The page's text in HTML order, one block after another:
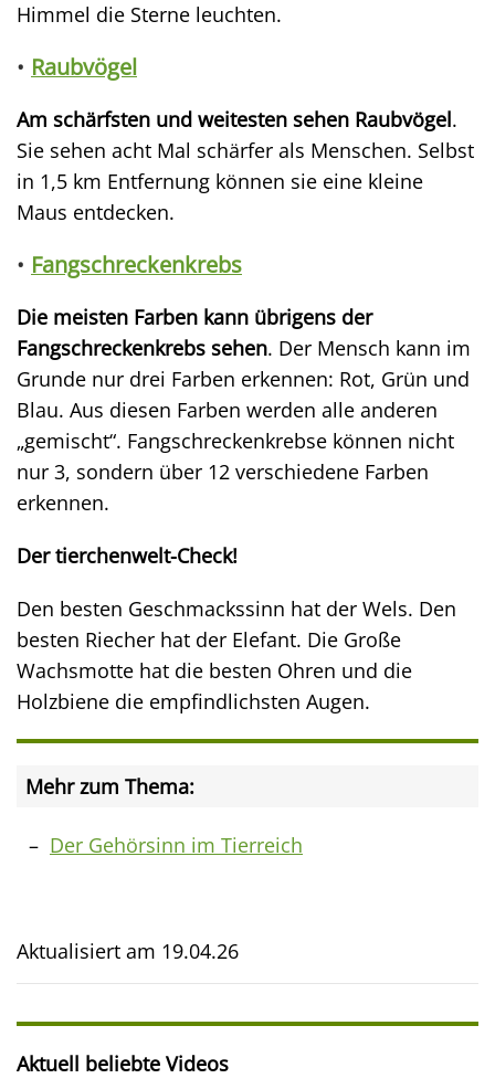
Himmel die Sterne leuchten.
• Raubvögel
Am schärfsten und weitesten sehen Raubvögel.
Sie sehen acht Mal schärfer als Menschen. Selbst
in 1,5 km Entfernung können sie eine kleine
Maus entdecken.
• Fangschreckenkrebs
Die meisten Farben kann übrigens der
Fangschreckenkrebs sehen. Der Mensch kann im
Grunde nur drei Farben erkennen: Rot, Grün und
Blau. Aus diesen Farben werden alle anderen
„gemischt“. Fangschreckenkrebse können nicht
nur 3, sondern über 12 verschiedene Farben
erkennen.
Der tierchenwelt-Check!
Den besten Geschmackssinn hat der Wels. Den
besten Riecher hat der Elefant. Die Große
Wachsmotte hat die besten Ohren und die
Holzbiene die empfindlichsten Augen.
Mehr zum Thema:
Der Gehörsinn im Tierreich
Aktualisiert am 19.04.26
Aktuell beliebte Videos